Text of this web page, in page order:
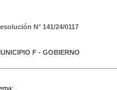
N° 141/24/0117
F - GOBIERNO